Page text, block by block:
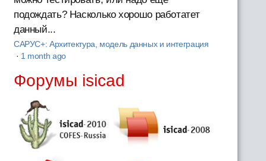
подождать? Насколько хорошо работатет
данный...
САРУС+: Архитектура, модель данных и интеграция
· 1 month ago
Форумы isicad